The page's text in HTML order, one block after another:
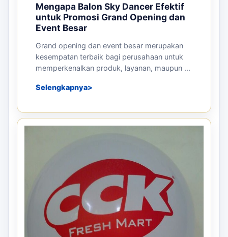
Mengapa Balon Sky Dancer Efektif
untuk Promosi Grand Opening dan
Event Besar
Grand opening dan event besar merupakan
kesempatan terbaik bagi perusahaan untuk
memperkenalkan produk, layanan, maupun ...
Selengkapnya